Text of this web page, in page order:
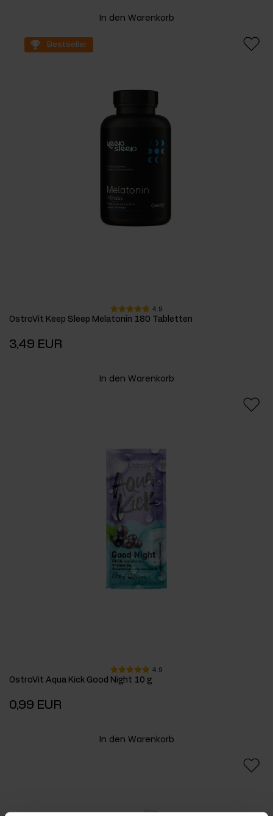
In den Warenkorb
Bestseller
4.9
OstroVit Keep Sleep Melatonin 180 Tabletten
3,49 EUR
In den Warenkorb
4.9
OstroVit Aqua Kick Good Night 10 g
0,99 EUR
In den Warenkorb